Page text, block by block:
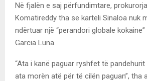
Në fjalën e saj përfundimtare,
Komatireddy tha se karteli Sinaloa nuk
ndërtuar një “perandori globale
Garcia Luna.
“Ata i kanë paguar ryshfet të
ata morën atë për të cilën paguan”, tha